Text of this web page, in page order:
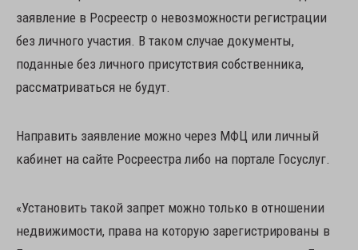
заявление в Росреестр о невозможности регистрации
без личного участия. В таком случае документы,
поданные без личного присутствия собственника,
рассматриваться не будут.
Направить заявление можно через МФЦ или личный
кабинет на сайте Росреестра либо на портале Госуслуг.
«Установить такой запрет можно только в отношении
недвижимости, права на которую зарегистрированы в